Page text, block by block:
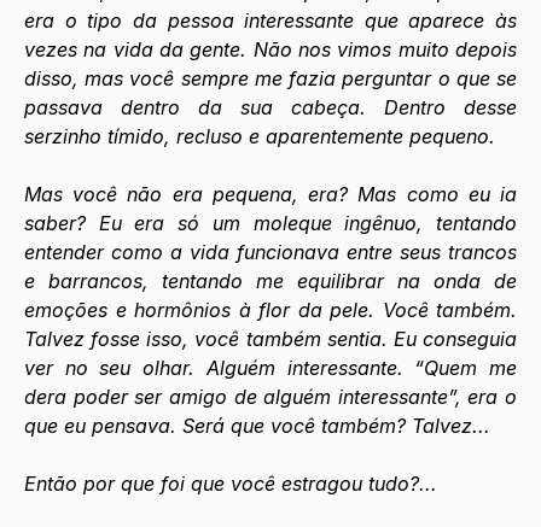
era o tipo da pessoa interessante que aparece às
vezes na vida da gente. Não nos vimos muito depois
disso, mas você sempre me fazia perguntar o que se
passava dentro da sua cabeça. Dentro desse
serzinho tímido, recluso e aparentemente pequeno.
Mas você não era pequena, era? Mas como eu ia
saber? Eu era só um moleque ingênuo, tentando
entender como a vida funcionava entre seus trancos
e barrancos, tentando me equilibrar na onda de
emoções e hormônios à flor da pele. Você também.
Talvez fosse isso, você também sentia. Eu conseguia
ver no seu olhar. Alguém interessante. “Quem me
dera poder ser amigo de alguém interessante”, era o
que eu pensava. Será que você também? Talvez...
Então por que foi que você estragou tudo?...